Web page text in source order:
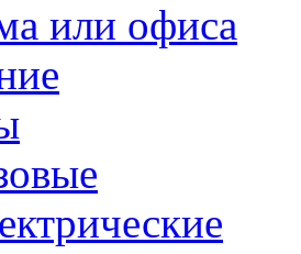
или офиса